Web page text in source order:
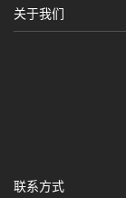
关于我们
联系方式